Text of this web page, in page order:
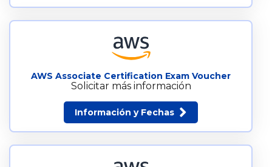
AWS Associate Certification Exam Voucher
Solicitar más información
Información y Fechas